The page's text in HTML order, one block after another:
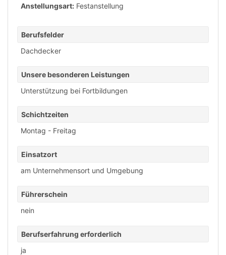
Anstellungsart: Festanstellung
Berufsfelder
Dachdecker
Unsere besonderen Leistungen
Unterstützung bei Fortbildungen
Schichtzeiten
Montag - Freitag
Einsatzort
am Unternehmensort und Umgebung
Führerschein
nein
Berufserfahrung erforderlich
ja